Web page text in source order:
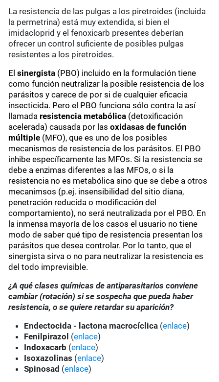
La resistencia de las pulgas a los piretroides (incluida
la permetrina) está muy extendida, si bien el
imidacloprid y el fenoxicarb presentes deberían
ofrecer un control suficiente de posibles pulgas
resistentes a los piretroides.
Elsinergista (PBO) incluido en la formulación tiene
como función neutralizar la posible resistencia de los
parásitos y carece de por si de cualquier eficacia
insecticida. Pero el PBO funciona sólo contra la así
llamada resistencia metabólica (detoxificación
acelerada) causada por lasoxidasas de función
múltiple (MFO), que es uno de los posibles
mecanismos de resistencia de los parásitos. El PBO
inhibe específicamente las MFOs. Si la resistencia se
debe a enzimas diferentes a las MFOs, o si la
resistencia no es metabólica sino que se debe a otros
mecanimsos (p.ej. insensibilidad del sitio diana,
penetración reducida o modificación del
comportamiento), no será neutralizada por el PBO. En
la inmensa mayoría de los casos el usuario no tiene
modo de saber qué tipo de resistencia presentan los
parásitos que desea controlar. Por lo tanto, que el
sinergista sirva o no para neutralizar la resistencia es
del todo imprevisible.
¿A qué clases químicas de antiparasitarios conviene
cambiar (rotación) si se sospecha que pueda haber
resistencia, o se quiere retardar su aparición?
Endectocida - lactona macrocíclica (enlace)
Fenilpirazol (enlace)
Indoxacarb (enlace)
Isoxazolinas (enlace)
Spinosad (enlace)